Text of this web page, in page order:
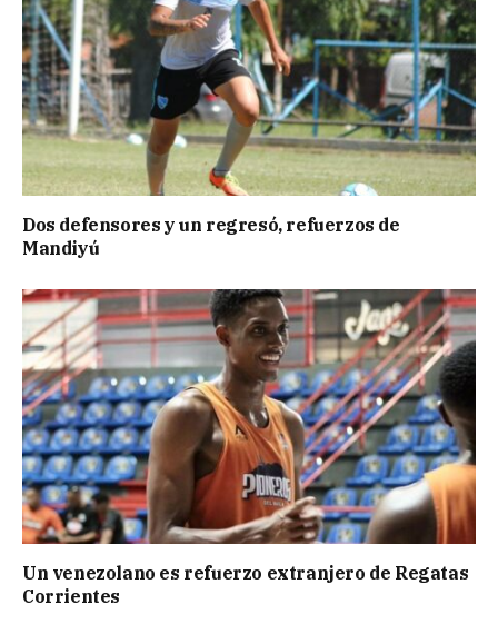
Dos defensores y un regresó, refuerzos de
Mandiyú
Un venezolano es refuerzo extranjero de Regatas
Corrientes